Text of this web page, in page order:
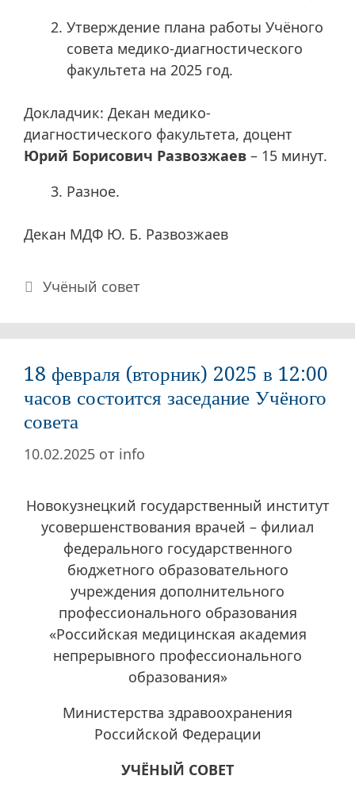
Утверждение плана работы Учёного
совета медико-диагностического
факультета на 2025 год.
Докладчик: Декан медико-
диагностического факультета, доцент
Юрий Борисович Развозжаев – 15 минут.
Разное.
Декан МДФ Ю. Б. Развозжаев
Рубрики
Учёный совет
18 февраля (вторник) 2025 в 12:00
часов состоится заседание Учёного
совета
10.02.2025 от info
Новокузнецкий государственный институт
усовершенствования врачей – филиал
федерального государственного
бюджетного образовательного
учреждения дополнительного
профессионального образования
«Российская медицинская академия
непрерывного профессионального
образования»
Министерства здравоохранения
Российской Федерации
УЧЁНЫЙ СОВЕТ